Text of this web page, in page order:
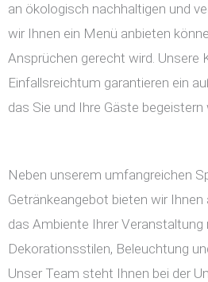
an ökologisch nachhaltigen und
wir Ihnen ein Menü anbieten
Ansprüchen gerecht wird. Unsere
Einfallsreichtum garantieren ein
das Sie und Ihre Gäste begeistern
Neben unserem umfangreichen
Getränkeangebot bieten wir
das Ambiente Ihrer Veranstaltung
Dekorationsstilen, Beleuchtung
Unser Team steht Ihnen bei der